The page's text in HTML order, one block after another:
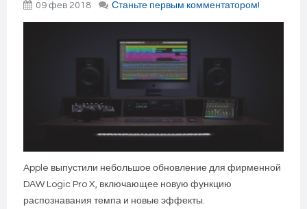
09 фев 2018 Станьте первым комментатором!
Apple выпустили небольшое обновление для фирменной
DAW Logic Pro X, включающее новую функцию
распознавания темпа и новые эффекты.